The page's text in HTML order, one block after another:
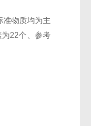
准物质均为主
22个、参考